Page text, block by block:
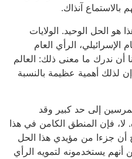
بالاستماع آنذاك.
هو الحل الوحيد. الولايات
الإسرائيلي، الرأي العام
أن ندرك ما معنى ذلك: العالم
إن لذلك أهمية عظيمة بالنسبة
إلى حد كبير وقد
لا، فإن المنطق الكامن في هذا
أن جزءا من مؤيدي هذا الحل
يستخدمونه لتمويه الرأي